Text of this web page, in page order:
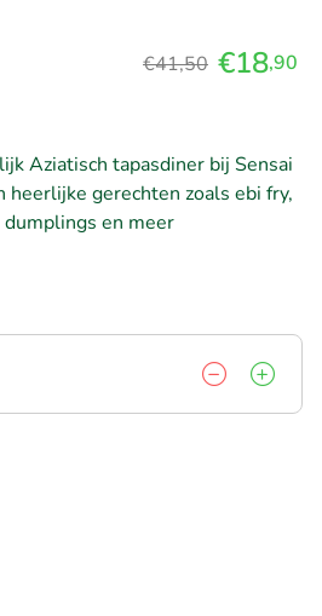
€41,50 €18,90
Aziatisch tapasdiner bij Sensai
heerlijke gerechten zoals ebi fry,
dumplings en meer